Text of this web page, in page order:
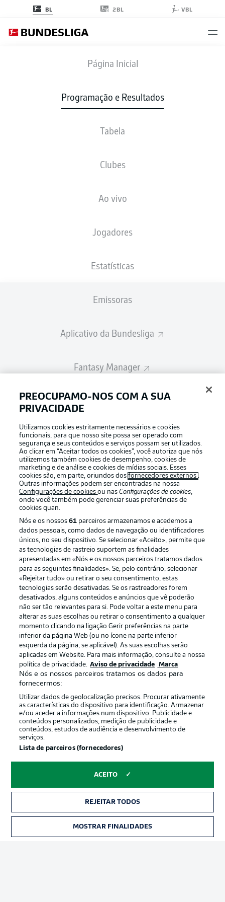
BL 2BL VBL
Página Inicial
Programação e Resultados
Tabela
Clubes
Ao vivo
Jogadores
Estatísticas
Emissoras
Aplicativo da Bundesliga
Fantasy Manager
BUNDESLIGA-GROUP
Escolha seu idioma
Português Modo de visualização
Login
SVW VFB
ESCALAÇÕES
A escalação inicial será divulgada 60
minutos antes do início da partida
Football as it’s meant to be
APLICATIVO DA BUNDESLIGA
Oferecido por
Gerir preferências Aviso de privacidade
Termos de uso Emissoras
PREOCUPAMO-NOS COM A SUA
PRIVACIDADE
Utilizamos cookies estritamente necessários e cookies
funcionais, para que nosso site possa ser operado com
segurança e seus conteúdos e serviços possam ser utilizados.
Ao clicar em “Aceitar todos os cookies”, você autoriza que nós
utilizemos também cookies de desempenho, cookies de
marketing e de análise e cookies de mídias sociais. Esses
cookies são, em parte, oriundos dosfornecedores externos .
Outras informações podem ser encontradas na nossa
Configurações de cookiesou nasConfigurações de cookies,
onde você também pode gerenciar suas preferências de
cookies quan.
Nós e os nossos61 parceiros armazenamos e acedemos a
dados pessoais, como dados de navegação ou identificadores
únicos, no seu dispositivo. Se selecionar «Aceito», permite que
as tecnologias de rastreio suportem as finalidades
apresentadas em «Nós e os nossos parceiros tratamos dados
para as seguintes finalidades». Se, pelo contrário, selecionar
«Rejeitar tudo» ou retirar o seu consentimento, estas
tecnologias serão desativadas. Se os rastreadores forem
desativados, alguns conteúdos e anúncios que vê poderão
não ser tão relevantes para si. Pode voltar a este menu para
alterar as suas escolhas ou retirar o consentimento a qualquer
momento clicando na ligação Gerir preferências na parte
inferior da página Web (ou no ícone na parte inferior
esquerda da página, se aplicável). As suas escolhas serão
aplicadas em Website. Para mais informação, consulte a nossa
política de privacidade. Aviso de privacidade Marca
Nós e os nossos parceiros tratamos os dados para
fornecermos:
Utilizar dados de geolocalização precisos. Procurar ativamente
as características do dispositivo para identificação. Armazenar
e/ou aceder a informações num dispositivo. Publicidade e
conteúdos personalizados, medição de publicidade e
conteúdos, estudos de audiência e desenvolvimento de
serviços.
Lista de parceiros (fornecedores)
ACEITO
REJEITAR TODOS
MOSTRAR FINALIDADES